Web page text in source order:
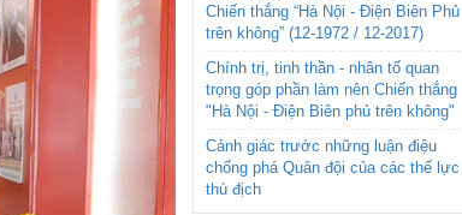
Chiến thắng “Hà Nội - Điện Biên Phủ
trên không” (12-1972 / 12-2017)
Chính trị, tinh thần - nhân tố quan
trọng góp phần làm nên Chiến thắng
"Hà Nội - Điện Biên phủ trên không"
Cảnh giác trước những luận điệu
chống phá Quân đội của các thế lực
thù địch